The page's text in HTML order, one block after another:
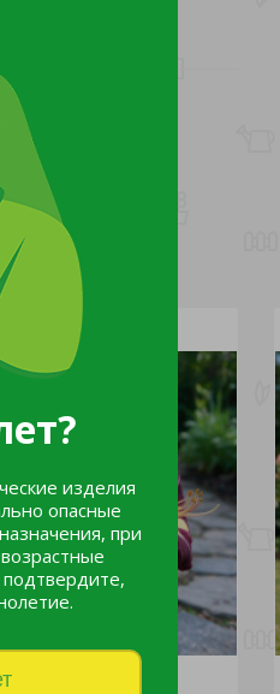
изделия
опасные
при
подтвердите,
листвой.